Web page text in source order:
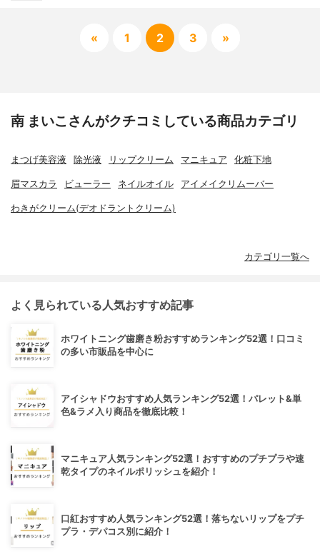
« 1 2 3 »
南 まいこさんがクチコミしている商品カテゴリ
まつげ美容液 除光液 リップクリーム マニキュア 化粧下地
眉マスカラ ビューラー ネイルオイル アイメイクリムーバー
わきがクリーム(デオドラントクリーム)
カテゴリ一覧へ
よく見られている人気おすすめ記事
ホワイトニング歯磨き粉おすすめランキング52選！口コミ
の多い市販品を中心に
アイシャドウおすすめ人気ランキング52選！パレット&単
色&ラメ入り商品を徹底比較！
マニキュア人気ランキング52選！おすすめのプチプラや速
乾タイプのネイルポリッシュを紹介！
口紅おすすめ人気ランキング52選！落ちないリップをプチ
プラ・デパコス別に紹介！